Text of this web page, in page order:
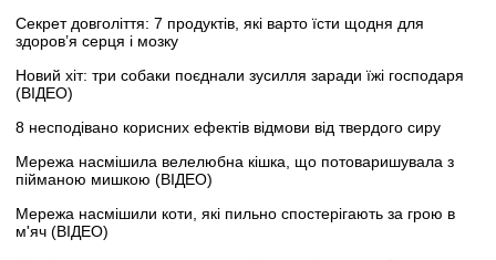
Секрет довголіття: 7 продуктів, які варто їсти щодня для
здоров’я серця і мозку
Новий хіт: три собаки поєднали зусилля заради їжі господаря
(ВІДЕО)
8 несподівано корисних ефектів відмови від твердого сиру
Мережа насмішила велелюбна кішка, що потоваришувала з
пійманою мишкою (ВІДЕО)
Мережа насмішили коти, які пильно спостерігають за грою в
м'яч (ВІДЕО)